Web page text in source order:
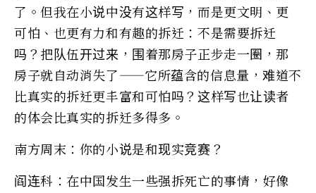
了。但我在小说中没有这样写，而是更文明、更
可怕、也更有力和有趣的拆迁：不是需要拆迁
吗？把队伍开过来，围着那房子正步走一圈，那
房子就自动消失了——它所蕴含的信息量，难道不
比真实的拆迁更丰富和可怕吗？这样写也让读者
的体会比真实的拆迁多得多。
南方周末：你的小说是和现实竞赛？
阎连科：在中国发生一些强拆死亡的事情，好像